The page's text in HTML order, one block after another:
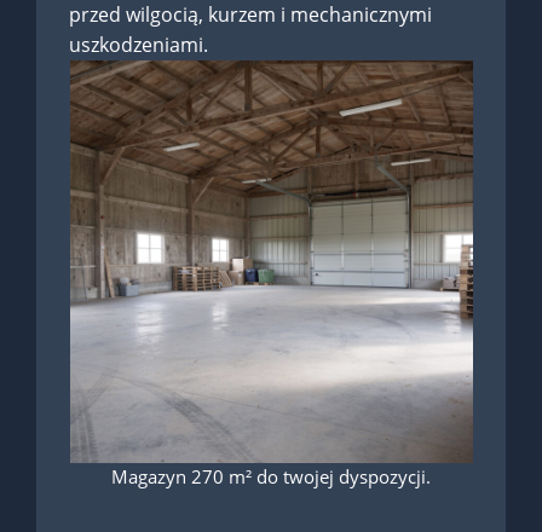
przed wilgocią, kurzem i mechanicznymi
uszkodzeniami.
Magazyn 270 m² do twojej dyspozycji.